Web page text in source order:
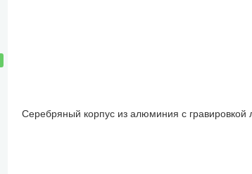
Серебряный корпус из алюминия с гравировкой